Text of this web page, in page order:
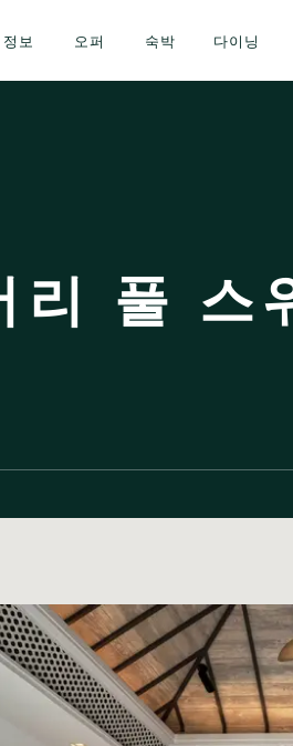
정보 오퍼 숙박 다이닝
리 풀 스